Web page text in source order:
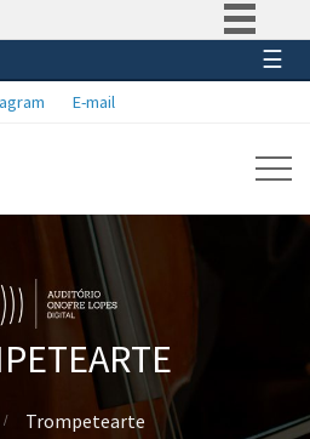
Simplifique!
Acesso à informação
Legislação
Canais
☰
E-mail
Trompetearte